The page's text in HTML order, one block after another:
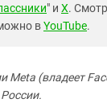
" и X.
вYouTube.
Meta (владеет